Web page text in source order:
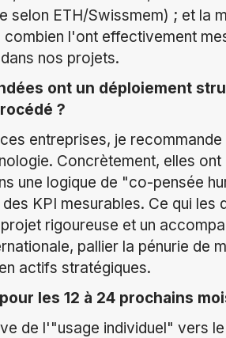
selon ETH/Swissmem) ; et la
l'ont effectivement
nos projets.
ont un déploiement
?
entreprises, je
Concrètement, elles
une logique de "co-pensée
KPI mesurables. Ce qui les
rigoureuse et un
pallier la pénurie de
actifs stratégiques.
les 12 à 24 prochains
de l'"usage individuel" vers